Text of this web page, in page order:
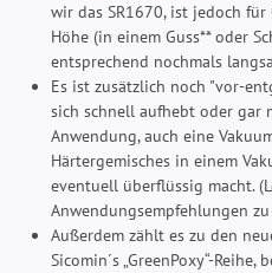
wir das SR1670, ist jedoch
Höhe (in einem Guss** oder
entsprechend nochmals
Es ist zusätzlich noch "vor-
sich schnell aufhebt oder gar
Anwendung, auch eine
Härtergemisches in einem
eventuell überflüssig macht.
Anwendungsempfehlungen
Außerdem zählt es zu den
Sicomin´s „GreenPoxy“-